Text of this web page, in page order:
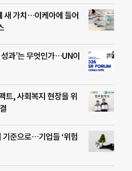
새 가치…이케아에 들어
과’는 무엇인가…UN이
트, 사회복지 현장을 위
준으로…기업들 ‘위험